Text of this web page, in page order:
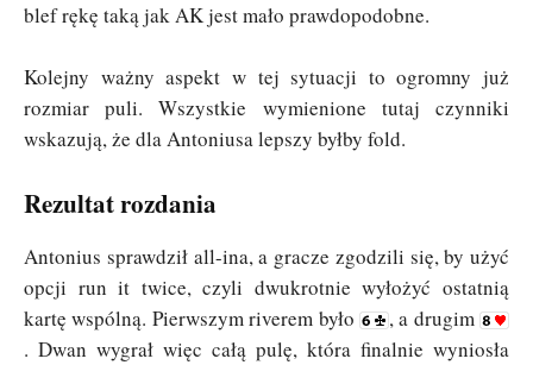
blef rękę taką jak AK jest mało prawdopodobne.
Kolejny ważny aspekt w tej sytuacji to ogromny już
rozmiar puli. Wszystkie wymienione tutaj czynniki
wskazują, że dla Antoniusa lepszy byłby fold.
Rezultat rozdania
Antonius sprawdził all-ina, a gracze zgodzili się, by użyć
opcji run it twice, czyli dwukrotnie wyłożyć ostatnią
kartę wspólną. Pierwszym riverem było
, a drugim
. Dwan wygrał więc całą pulę, która finalnie wyniosła